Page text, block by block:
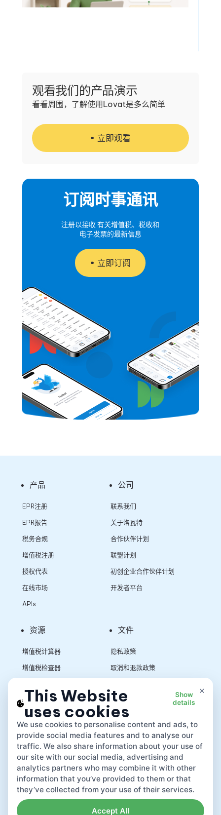
观看我们的产品演示
看看周围，了解使用Lovat是多么简单
立即观看
订阅时事通讯
注册以接收 有关增值税、税收和
电子发票的最新信息
立即订阅
产品
EPR注册
EPR报告
税务合规
增值税注册
授权代表
在线市场
APIs
公司
联系我们
关于洛瓦特
合作伙伴计划
联盟计划
初创企业合作伙伴计划
开发者平台
资源
增值税计算器
增值税检查器
文件
隐私政策
取消和退款政策
App
×
This Website
uses cookies
Show
details
We use cookies to personalise content and ads, to
provide social media features and to analyse our
traffic. We also share information about your use of
our site with our social media, advertising and
analytics partners who may combine it with other
information that you’ve provided to them or that
they’ve collected from your use of their services.
Accept All